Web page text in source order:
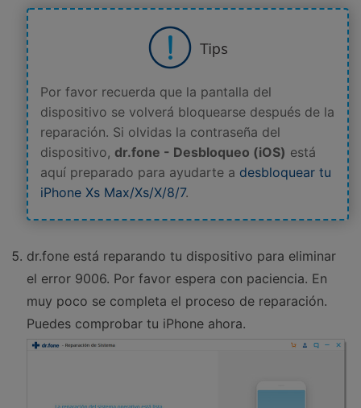
Por favor recuerda que la pantalla del
dispositivo se volverá bloquearse después de la
reparación. Si olvidas la contraseña del
dispositivo, dr.fone - Desbloqueo (iOS) está
aquí preparado para ayudarte a desbloquear tu
iPhone Xs Max/Xs/X/8/7.
dr.fone está reparando tu dispositivo para eliminar
el error 9006. Por favor espera con paciencia. En
muy poco se completa el proceso de reparación.
Puedes comprobar tu iPhone ahora.